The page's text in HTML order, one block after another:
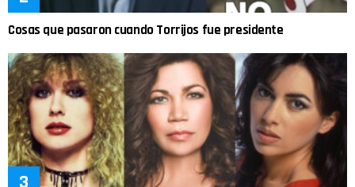
Cosas que pasaron cuando Torrijos fue presidente